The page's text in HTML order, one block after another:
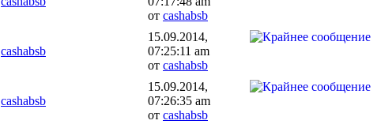
от cashabsb
cashabsb
15.09.2014,
07:25:11 am
от cashabsb
cashabsb
15.09.2014,
07:26:35 am
от cashabsb